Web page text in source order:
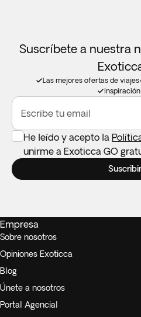
Suscríbete a nuestra
Las mejores ofertas de viajes
Escribe tu email
He leído y acepto la
unirme a Exoticca GO
Empresa
Sobre nosotros
Opiniones Exoticca
Blog
Únete a nosotros
Portal Agencial